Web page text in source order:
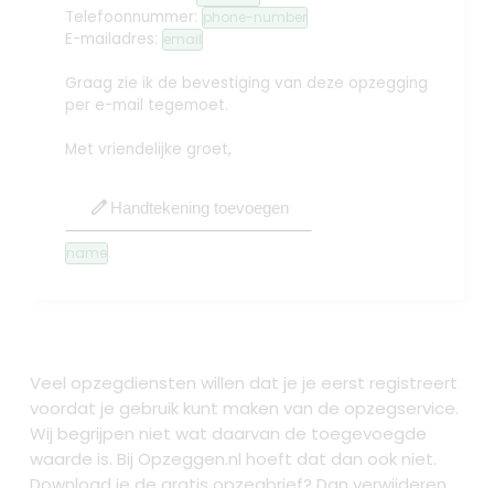
Telefoonnummer: phone-number
E-mailadres: email
Graag zie ik de bevestiging van deze opzegging
per e-mail tegemoet.
Met vriendelijke groet,
edit Handtekening toevoegen
name
Veel opzegdiensten willen dat je je eerst registreert
voordat je gebruik kunt maken van de opzegservice.
Wij begrijpen niet wat daarvan de toegevoegde
waarde is. Bij Opzeggen.nl hoeft dat dan ook niet.